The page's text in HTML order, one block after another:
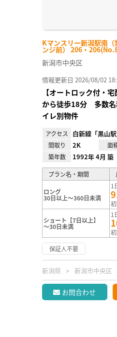
Kマンスリー新潟駅南
ンジ前） 206・
新潟市中央区
情報更新日 2026/08/02
【オートロック付・
から徒歩18分 多数名
イレ別物件
アクセス 白新線「黒山駅
間取り 2K 面
築年数 1992年 4月 築
プラン名・期間
ロング
30日以上～360日未満
1
ショート【7日以上】
～30日未満
1
保証人不要
新潟県 新潟市中央区
お問合わせ